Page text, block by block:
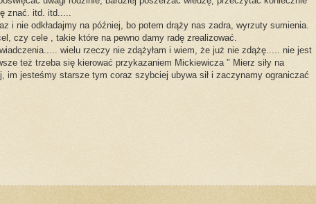
znać. itd. itd.....
i nie odkładajmy na później, bo potem drąży nas zadra, wyrzuty sumienia.
czy cele , takie które na pewno damy radę zrealizować.
wielu rzeczy nie zdążyłam i wiem, że już nie zdążę..... nie jest
też trzeba się kierować przykazaniem Mickiewicza " Mierz siły na
im jesteśmy starsze tym coraz szybciej ubywa sił i zaczynamy ograniczać